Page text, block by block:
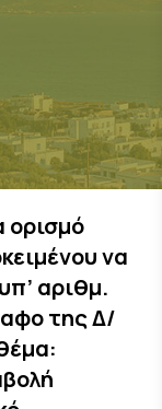
να
αριθμ.
της Δ/